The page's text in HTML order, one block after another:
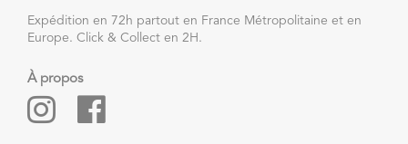
Expédition en 72h partout en France Métropolitaine et en
Europe. Click & Collect en 2H.
À propos